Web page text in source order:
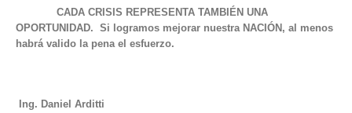
CADA CRISIS REPRESENTA TAMBIÉN UNA
OPORTUNIDAD. Si logramos mejorar nuestra NACIÓN, al menos
habrá valido la pena el esfuerzo.
Ing. Daniel Arditti